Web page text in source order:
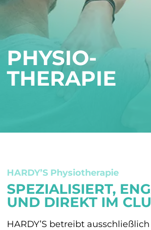
PHYSIO­
THERAPIE
HARDY’S Physiotherapie
SPEZIALISIERT,
UND DIREKT IM
HARDY’S betreibt